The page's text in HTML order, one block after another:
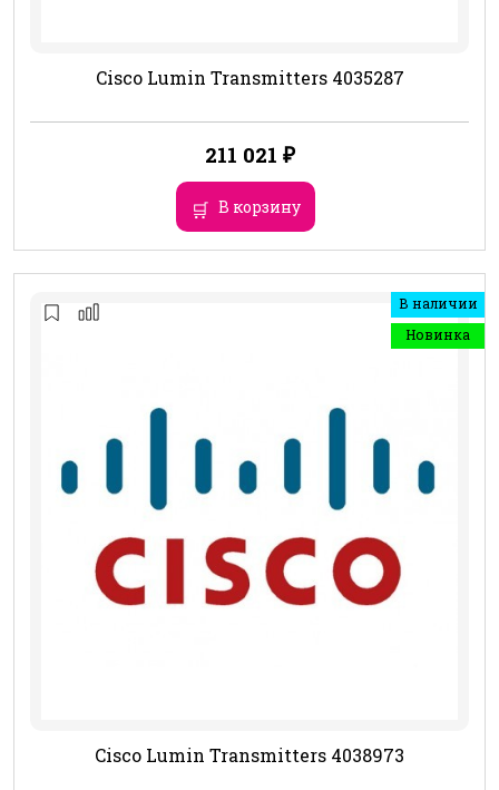
Cisco Lumin Transmitters 4035287
211 021 ₽
В корзину
В наличии
Новинка
Cisco Lumin Transmitters 4038973